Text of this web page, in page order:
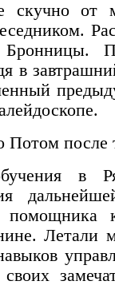
скучно от
в
Потом
в
помощника
Летали